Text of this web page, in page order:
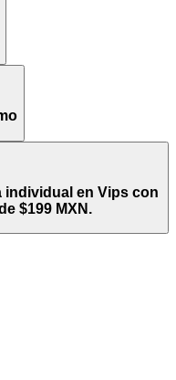
individual en Vips con
$199 MXN.